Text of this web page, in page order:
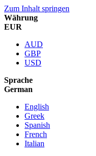
Zum Inhalt springen
Währung
EUR
AUD
GBP
USD
Sprache
German
English
Greek
Spanish
French
Italian